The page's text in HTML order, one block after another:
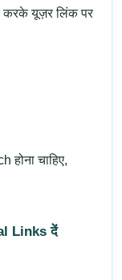
करके यूज़र लिंक पर
चाहिए,
Links दें